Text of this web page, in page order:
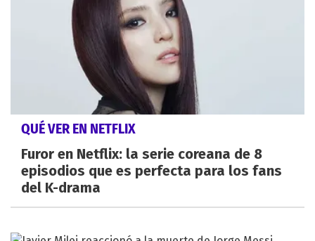
QUÉ VER EN NETFLIX
Furor en Netflix: la serie coreana de 8
episodios que es perfecta para los fans
del K-drama